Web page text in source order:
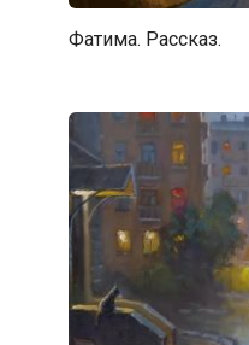
Фатима. Рассказ.